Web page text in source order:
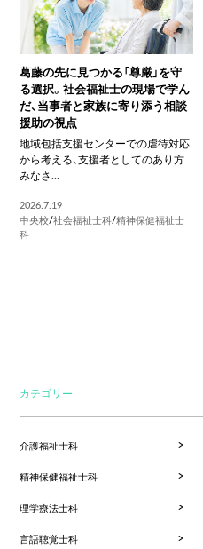
葛藤の先に見つかる「尊厳」を守
る選択。社会福祉士の現場で学ん
だ、当事者と家族に寄り添う相談
援助の視点
地域包括支援センターでの虐待対応
から考える、支援者としてのあり方
みなさ...
2026.7.19
中央校/社会福祉士科/精神保健福祉士
科
カテゴリー
介護福祉士科
精神保健福祉士科
理学療法士科
言語聴覚士科